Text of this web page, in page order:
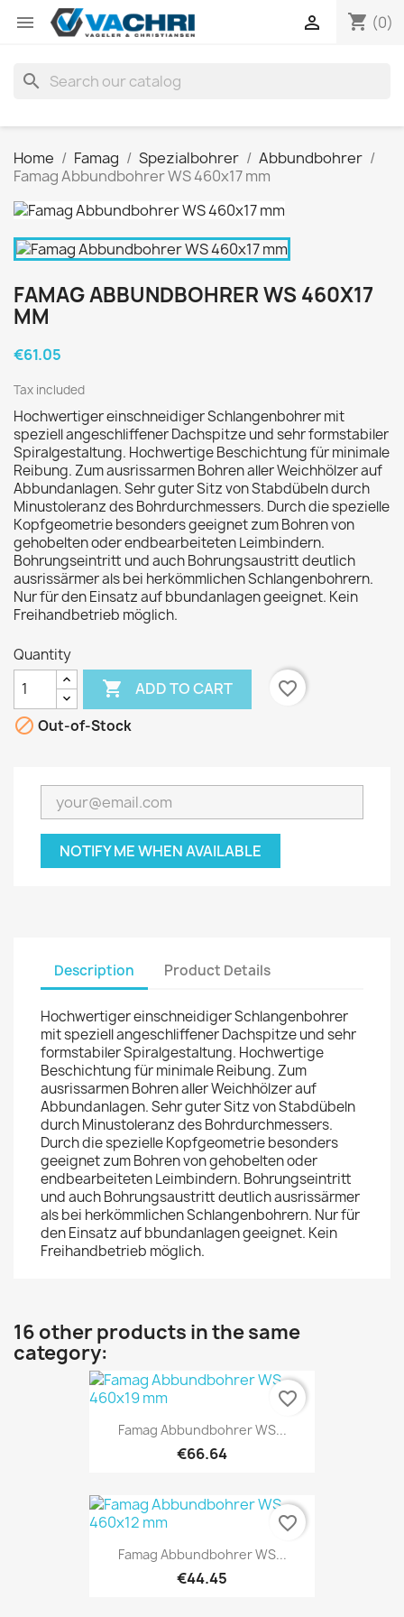
 shopping_cart (0)

search
Home Famag Spezialbohrer
Abbundbohrer
Famag Abbundbohrer WS 460x17 mm
FAMAG ABBUNDBOHRER WS 460X17
MM
€61.05
Tax included
Hochwertiger einschneidiger Schlangenbohrer mit
speziell angeschliffener Dachspitze und sehr formstabiler
Spiralgestaltung. Hochwertige Beschichtung für minimale
Reibung. Zum ausrissarmen Bohren aller Weichhölzer auf
Abbundanlagen. Sehr guter Sitz von Stabdübeln durch
Minustoleranz des Bohrdurchmessers. Durch die spezielle
Kopfgeometrie besonders geeignet zum Bohren von
gehobelten oder endbearbeiteten Leimbindern.
Bohrungseintritt und auch Bohrungsaustritt deutlich
ausrissärmer als bei herkömmlichen Schlangenbohrern.
Nur für den Einsatz auf bbundanlagen geeignet. Kein
Freihandbetrieb möglich.
Quantity
 ADD TO CART
favorite_border
 Out-of-Stock
NOTIFY ME WHEN AVAILABLE
Description Product Details
Hochwertiger einschneidiger Schlangenbohrer
mit speziell angeschliffener Dachspitze und sehr
formstabiler Spiralgestaltung. Hochwertige
Beschichtung für minimale Reibung. Zum
ausrissarmen Bohren aller Weichhölzer auf
Abbundanlagen. Sehr guter Sitz von Stabdübeln
durch Minustoleranz des Bohrdurchmessers.
Durch die spezielle Kopfgeometrie besonders
geeignet zum Bohren von gehobelten oder
endbearbeiteten Leimbindern. Bohrungseintritt
und auch Bohrungsaustritt deutlich ausrissärmer
als bei herkömmlichen Schlangenbohrern. Nur für
den Einsatz auf bbundanlagen geeignet. Kein
Freihandbetrieb möglich.
16 other products in the same
category:
Famag Abbundbohrer WS...
€66.64
favorite_border
Famag Abbundbohrer WS...
€44.45
favorite_border